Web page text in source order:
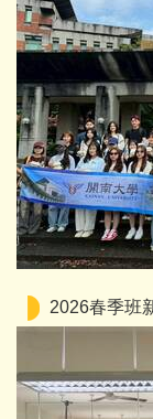
2026春季班